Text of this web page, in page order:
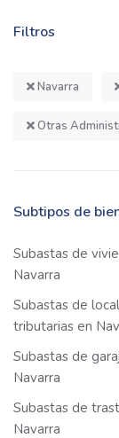
Filtros
Navarra
Otras
Subtipos de
Subastas de
Navarra
Subastas de
tributarias en
Subastas de
Navarra
Subastas de
Navarra